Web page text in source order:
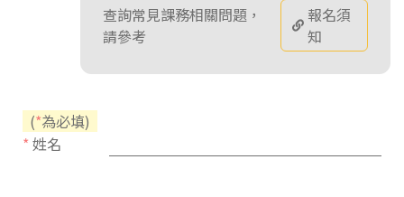
查詢常見課務相關問題，
請參考
報名須
知
(*為必填)
* 姓名